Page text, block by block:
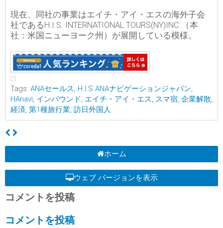
現在、同社の事業はエイチ・アイ・エスの海外子会
社であるH.I.S. INTERNATIONAL TOURS(NY)INC.（本
社：米国ニューヨーク州）が展開している模様。
Tags: ANAセールス, H.I.S.ANAナビゲーションジャパン,
HAnavi, インバウンド, エイチ・アイ・エス, スマ宿, 企業解散,
経済, 第1種旅行業, 訪日外国人
ホーム
ウェブ バージョンを表示
コメントを投稿
コメントを投稿